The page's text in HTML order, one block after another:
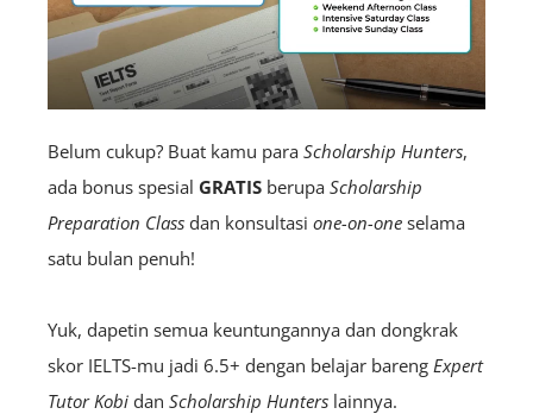
Belum cukup? Buat kamu para Scholarship Hunters,
ada bonus spesial GRATIS berupa Scholarship
Preparation Class dan konsultasi one-on-one selama
satu bulan penuh!
Yuk, dapetin semua keuntungannya dan dongkrak
skor IELTS-mu jadi 6.5+ dengan belajar bareng Expert
Tutor Kobi dan Scholarship Hunters lainnya.